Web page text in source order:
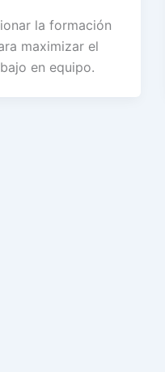
la formación
maximizar el
en equipo.